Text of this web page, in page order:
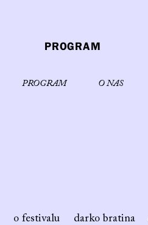
PROGRAM
o festivalu darko bratina
PROGRAM O NAS